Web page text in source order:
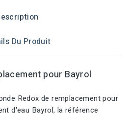
Du Produit
pour Bayrol
Redox de remplacement pour
d'eau Bayrol, la référence